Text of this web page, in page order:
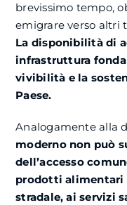
brevissimo tempo,
emigrare verso altri
La disponibilità di
infrastruttura
vivibilità e la
Paese.
Analogamente alla
moderno non può
dell’accesso
prodotti alimentari
stradale, ai servizi